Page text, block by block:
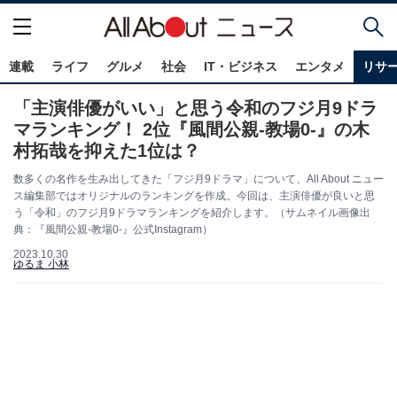
連載 ライフ グルメ 社会 IT・ビジネス エンタメ リサ
「主演俳優がいい」と思う令和のフジ月9ドラ
マランキング！ 2位『風間公親-教場0-』の木
村拓哉を抑えた1位は？
数多くの名作を生み出してきた「フジ月9ドラマ」について、All About ニュー
ス編集部ではオリジナルのランキングを作成。今回は、主演俳優が良いと思
う「令和」のフジ月9ドラマランキングを紹介します。（サムネイル画像出
典：『風間公親-教場0-』公式Instagram）
2023.10.30
ゆるま 小林